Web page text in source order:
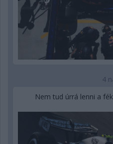
4
Nem tud úrrá lenni a